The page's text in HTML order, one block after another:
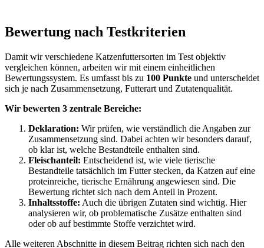
Bewertung nach Testkriterien
Damit wir verschiedene Katzenfuttersorten im Test objektiv
vergleichen können, arbeiten wir mit einem einheitlichen
Bewertungssystem. Es umfasst bis zu 100 Punkte und unterscheidet
sich je nach Zusammensetzung, Futterart und Zutatenqualität.
Wir bewerten 3 zentrale Bereiche:
Deklaration: Wir prüfen, wie verständlich die Angaben zur
Zusammensetzung sind. Dabei achten wir besonders darauf,
ob klar ist, welche Bestandteile enthalten sind.
Fleischanteil: Entscheidend ist, wie viele tierische
Bestandteile tatsächlich im Futter stecken, da Katzen auf eine
proteinreiche, tierische Ernährung angewiesen sind. Die
Bewertung richtet sich nach dem Anteil in Prozent.
Inhaltsstoffe: Auch die übrigen Zutaten sind wichtig. Hier
analysieren wir, ob problematische Zusätze enthalten sind
oder ob auf bestimmte Stoffe verzichtet wird.
Alle weiteren Abschnitte in diesem Beitrag richten sich nach den